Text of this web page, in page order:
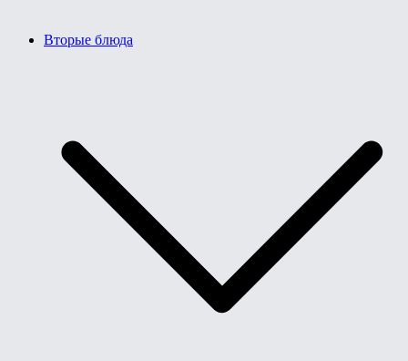
Вторые блюда